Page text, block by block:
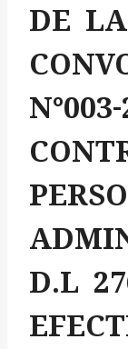
DE LA
D.L